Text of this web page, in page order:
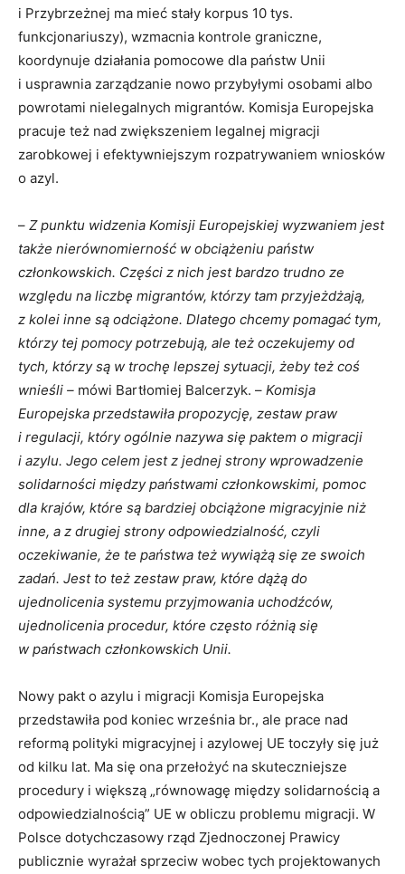
i Przybrzeżnej ma mieć stały korpus 10 tys.
funkcjonariuszy), wzmacnia kontrole graniczne,
koordynuje działania pomocowe dla państw Unii
i usprawnia zarządzanie nowo przybyłymi osobami albo
powrotami nielegalnych migrantów. Komisja Europejska
pracuje też nad zwiększeniem legalnej migracji
zarobkowej i efektywniejszym rozpatrywaniem wniosków
o azyl.
– Z punktu widzenia Komisji Europejskiej wyzwaniem jest
także nierównomierność w obciążeniu państw
członkowskich. Części z nich jest bardzo trudno ze
względu na liczbę migrantów, którzy tam przyjeżdżają,
z kolei inne są odciążone. Dlatego chcemy pomagać tym,
którzy tej pomocy potrzebują, ale też oczekujemy od
tych, którzy są w trochę lepszej sytuacji, żeby też coś
wnieśli – mówi Bartłomiej Balcerzyk. – Komisja
Europejska przedstawiła propozycję, zestaw praw
i regulacji, który ogólnie nazywa się paktem o migracji
i azylu. Jego celem jest z jednej strony wprowadzenie
solidarności między państwami członkowskimi, pomoc
dla krajów, które są bardziej obciążone migracyjnie niż
inne, a z drugiej strony odpowiedzialność, czyli
oczekiwanie, że te państwa też wywiążą się ze swoich
zadań. Jest to też zestaw praw, które dążą do
ujednolicenia systemu przyjmowania uchodźców,
ujednolicenia procedur, które często różnią się
w państwach członkowskich Unii.
Nowy pakt o azylu i migracji Komisja Europejska
przedstawiła pod koniec września br., ale prace nad
reformą polityki migracyjnej i azylowej UE toczyły się już
od kilku lat. Ma się ona przełożyć na skuteczniejsze
procedury i większą „równowagę między solidarnością a
odpowiedzialnością” UE w obliczu problemu migracji. W
Polsce dotychczasowy rząd Zjednoczonej Prawicy
publicznie wyrażał sprzeciw wobec tych projektowanych